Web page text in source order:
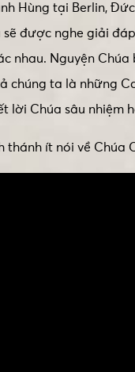
Hùng tại Berlin,
sẽ được nghe giải
nhau. Nguyện
chúng ta là những
lời Chúa sâu nhiệm
thánh ít nói về Chúa